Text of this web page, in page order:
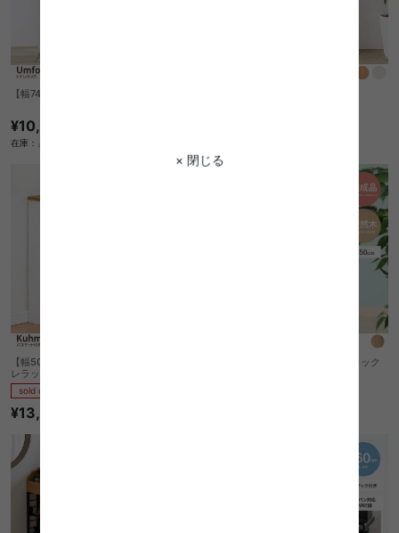
× 閉じる
【幅74cm】Umfors トイレラック
¥10,220
在庫：△
【幅50cm】Kuhmo バスケット付きトイ
レラック
sold out
¥13,830
【幅50cm】Pola マルチスタイルラック